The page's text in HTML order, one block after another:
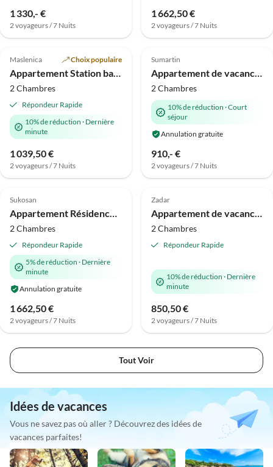
1 330,- €
2 voyageurs / 7 Nuits
1 662,50 €
2 voyageurs / 7 Nuits
Vacances à la plage
Annonce
5.0 (1)
Maslenica Choix populaire
Appartement Station balnéaire
2 Chambres
Répondeur Rapide
10% de réduction · Dernière
minute
1 039,50 €
2 voyageurs / 7 Nuits
Annonce
Sumartin
Appartement de vacances SUR LA PLAGE, BORD DE MER
2 Chambres
10% de réduction ·Court
séjour
Annulation gratuite
910,- €
2 voyageurs / 7 Nuits
Annonce
Sukosan
Appartement Résidence World Singapour/Rio de Janeiro
2 Chambres
Répondeur Rapide
5% de réduction · Dernière
minute
Annulation gratuite
1 662,50 €
2 voyageurs / 7 Nuits
Annonce
Zadar
Appartement de vacances Finca Maslenica
2 Chambres
Répondeur Rapide
10% de réduction · Dernière
minute
850,50 €
2 voyageurs / 7 Nuits
Tout Voir
Idées de vacances
Vous ne savez pas où aller ? Découvrez des idées de
vacances parfaites!